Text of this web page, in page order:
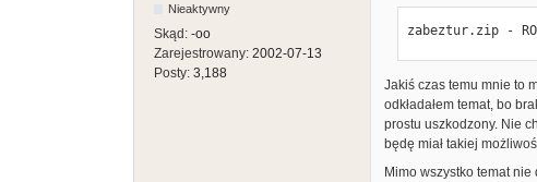
Nieaktywny
Skąd: -oo
Zarejestrowany: 2002-07-13
Posty: 3,188
zabeztur.zip -
Jakiś czas temu mnie to
odkładałem temat, bo
prostu uszkodzony. Nie
będę miał takiej
Mimo wszystko temat